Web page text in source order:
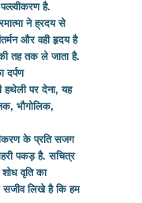
है.
ने ह्रदय से
और वही हृदय है
तह तक ले जाता है.
दर्पण
पर देना, यह
भौगोलिक,
के प्रति सजग
पकड़ है. सचित्र
वृति का
सजीव लिखे है कि हम